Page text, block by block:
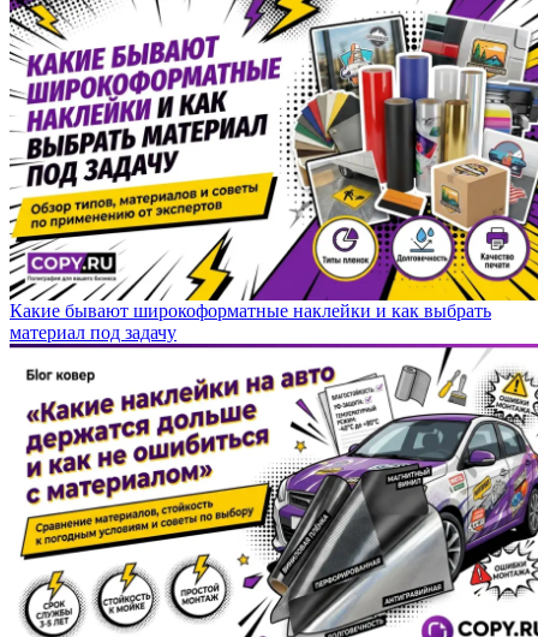
Какие бывают широкоформатные наклейки и как выбрать
материал под задачу